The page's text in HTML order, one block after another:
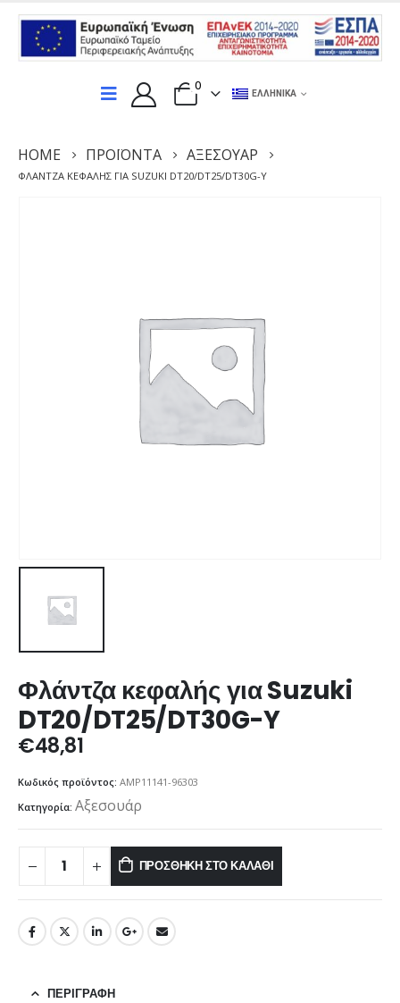
0
ΕΛΛΗΝΙΚΆ
HOME ΠΡΟΪΌΝΤΑ ΑΞΕΣΟΥΆΡ
ΦΛΆΝΤΖΑ ΚΕΦΑΛΉΣ ΓΙΑ SUZUKI DT20/DT25/DT30G-Y
Φλάντζα κεφαλής για Suzuki
DT20/DT25/DT30G-Y
€48,81
Κωδικός προϊόντος: AMP11141-96303
Κατηγορία: Αξεσουάρ
ΠΡΟΣΘΉΚΗ ΣΤΟ ΚΑΛΆΘΙ
ΠΕΡΙΓΡΑΦΉ